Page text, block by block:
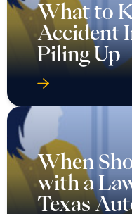
What to
Accident
Piling Up
When
with a
Texas